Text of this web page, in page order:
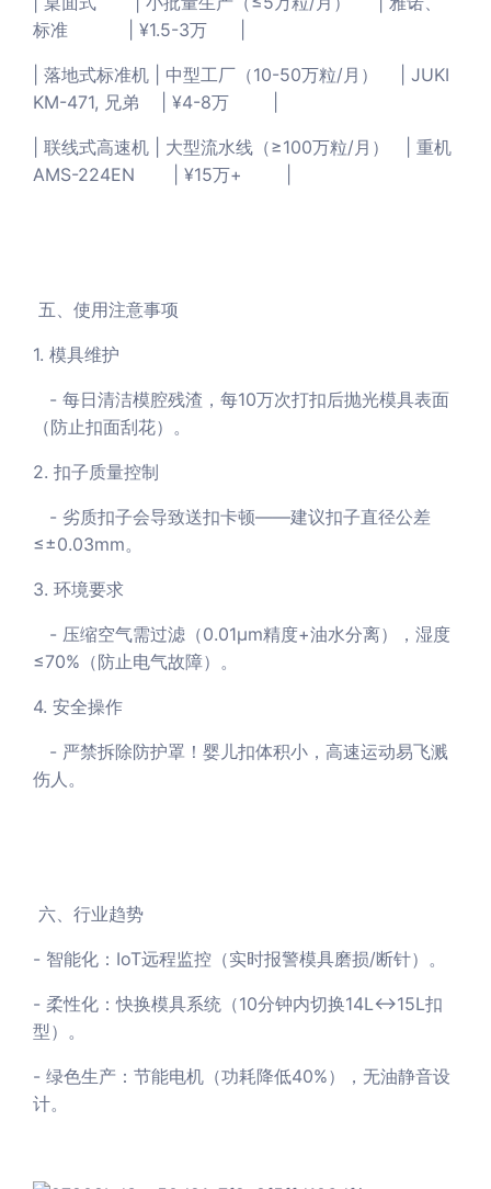
标准 | ¥1.5-3万 |
| 落地式标准机 | 中型工厂（10-50万粒/月） | JUKI
KM-471, 兄弟 | ¥4-8万 |
| 联线式高速机 | 大型流水线（≥100万粒/月） | 重机
AMS-224EN | ¥15万+ |
五、使用注意事项
1. 模具维护
- 每日清洁模腔残渣，每10万次打扣后抛光模具表面
（防止扣面刮花）。
2. 扣子质量控制
- 劣质扣子会导致送扣卡顿——建议扣子直径公差
≤±0.03mm。
3. 环境要求
- 压缩空气需过滤（0.01μm精度+油水分离），湿度
≤70%（防止电气故障）。
4. 安全操作
- 严禁拆除防护罩！婴儿扣体积小，高速运动易飞溅
伤人。
六、行业趋势
- 智能化：IoT远程监控（实时报警模具磨损/断针）。
- 柔性化：快换模具系统（10分钟内切换14L↔15L扣
型）。
- 绿色生产：节能电机（功耗降低40%），无油静音设
计。